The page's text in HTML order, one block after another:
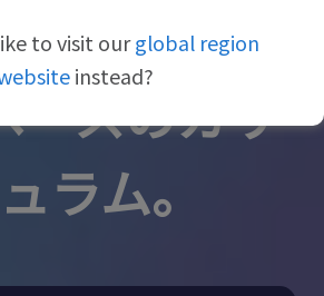
たエビデン
ースのカリ
ラム。
to visit ourglobal region
instead?